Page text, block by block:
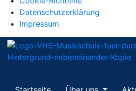
Datenschutzerklärung
Impressum